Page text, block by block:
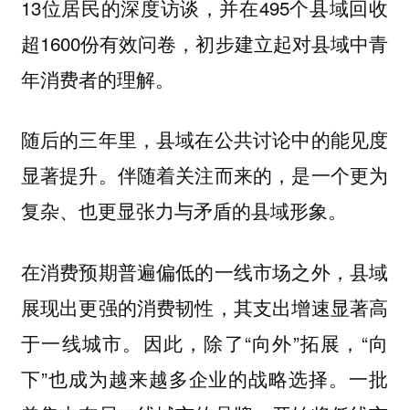
13位居民的深度访谈，并在495个县域回收
超1600份有效问卷，初步建立起对县域中青
年消费者的理解。
随后的三年里，县域在公共讨论中的能见度
显著提升。伴随着关注而来的，是一个更为
复杂、也更显张力与矛盾的县域形象。
在消费预期普遍偏低的一线市场之外，县域
展现出更强的消费韧性，其支出增速显著高
于一线城市。因此，除了“向外”拓展，“向
下”也成为越来越多企业的战略选择。一批